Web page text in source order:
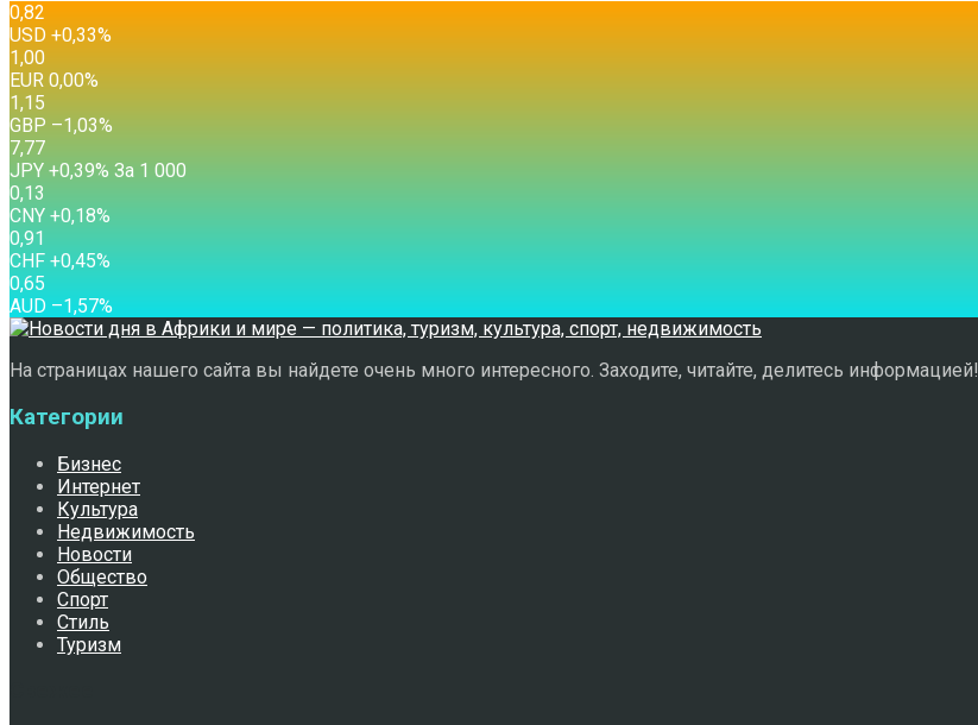
0,82
USD +0,33%
1,00
EUR 0,00%
1,15
GBP –1,03%
7,77
JPY +0,39% За 1 000
0,13
CNY +0,18%
0,91
CHF +0,45%
0,65
AUD –1,57%
На страницах нашего сайта вы найдете очень много интересного. Заходите, читайте, делитесь информацией!
Категории
Бизнес
Интернет
Культура
Недвижимость
Новости
Общество
Спорт
Стиль
Туризм